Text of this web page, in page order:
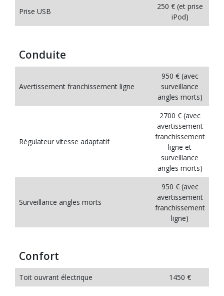
Prise USB
250 € (et prise
iPod)
Conduite
Avertissement franchissement ligne
950 € (avec
surveillance
angles morts)
Régulateur vitesse adaptatif
2700 € (avec
avertissement
franchissement
ligne et
surveillance
angles morts)
Surveillance angles morts
950 € (avec
avertissement
franchissement
ligne)
Confort
Toit ouvrant électrique 1450 €